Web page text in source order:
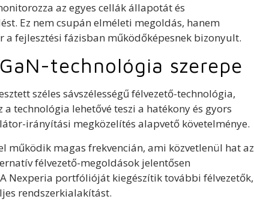
az egyes cellák állapotát és
Ez nem csupán elméleti megoldás, hanem
fejlesztési fázisban működőképesnek bizonyult.
technológia szerepe
széles sávszélességű félvezető-technológia,
technológia lehetővé teszi a hatékony és gyors
irányítási megközelítés alapvető követelménye.
működik magas frekvencián, ami közvetlenül hat az
félvezető-megoldások jelentősen
Nexperia portfólióját kiegészítik további félvezetők,
rendszerkialakítást.